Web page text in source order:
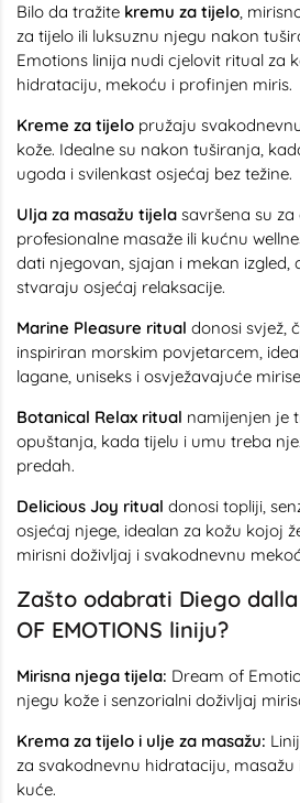
Bilo da tražite kremu za tijelo,
za tijelo ili luksuznu njegu nakon
Emotions linija nudi cjelovit ritual za
hidrataciju, mekoću i profinjen miris.
Kreme za tijelo pružaju
kože. Idealne su nakon tuširanja,
ugoda i svilenkast osjećaj bez težine.
Ulja za masažu tijela savršena su
profesionalne masaže ili kućnu
dati njegovan, sjajan i mekan izgled,
stvaraju osjećaj relaksacije.
Marine Pleasure ritual donosi svjež,
inspiriran morskim povjetarcem,
lagane, uniseks i osvježavajuće
Botanical Relax ritual namijenjen je
opuštanja, kada tijelu i umu treba
predah.
Delicious Joy ritual donosi topliji,
osjećaj njege, idealan za kožu kojoj
mirisni doživljaj i svakodnevnu
Zašto odabrati Diego dalla
OF EMOTIONS liniju?
Mirisna njega tijela: Dream of
njegu kože i senzorialni doživljaj
Krema za tijelo i ulje za masažu:
za svakodnevnu hidrataciju, masažu
kuće.